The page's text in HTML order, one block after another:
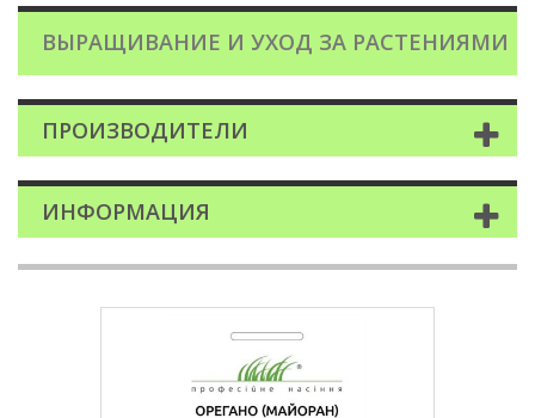
ВЫРАЩИВАНИЕ И УХОД ЗА РАСТЕНИЯМИ
ПРОИЗВОДИТЕЛИ
ИНФОРМАЦИЯ